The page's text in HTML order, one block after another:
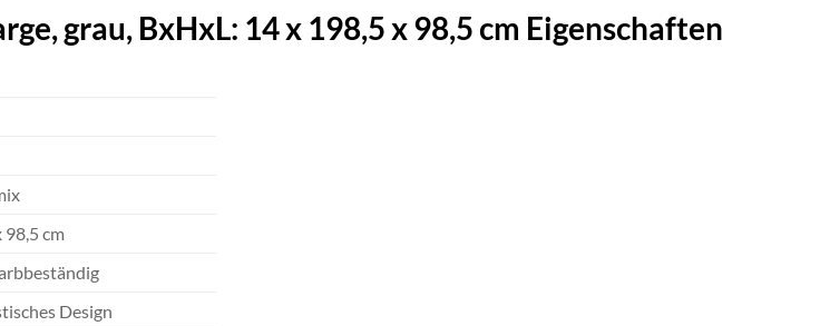
grau, BxHxL: 14 x 198,5 x 98,5 cm Eigenschaften
98,5 cm
Design